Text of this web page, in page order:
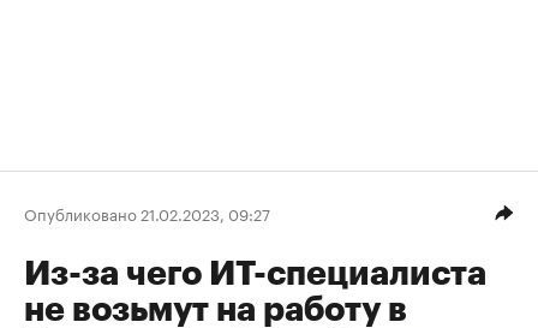
Опубликовано 21.02.2023, 09:27
Из-за чего ИТ-специалиста
не возьмут на работу в